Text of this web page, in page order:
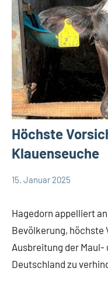
Höchste
Klauenseuche
Lippische
Wirtschaft
15. Januar 2025
Hagedorn appelliert
Bevölkerung, höchste
Ausbreitung der Maul-
Deutschland zu